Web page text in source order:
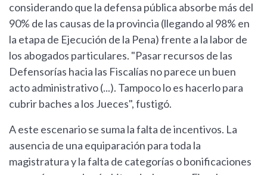
considerando que la defensa pública absorbe más del
90% de las causas de la provincia (llegando al 98% en
la etapa de Ejecución de la Pena) frente a la labor de
los abogados particulares. "Pasar recursos de las
Defensorías hacia las Fiscalías no parece un buen
acto administrativo (...). Tampoco lo es hacerlo para
cubrir baches a los Jueces", fustigó.
A este escenario se suma la falta de incentivos. La
ausencia de una equiparación para toda la
magistratura y la falta de categorías o bonificaciones